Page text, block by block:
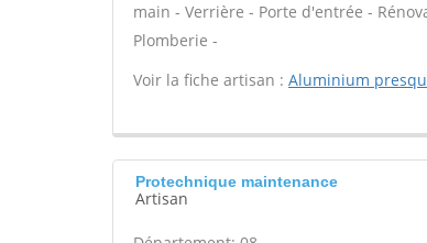
main - Verrière - Porte d'entrée -
Plomberie -
Voir la fiche artisan : Aluminium
Protechnique maintenance
Artisan